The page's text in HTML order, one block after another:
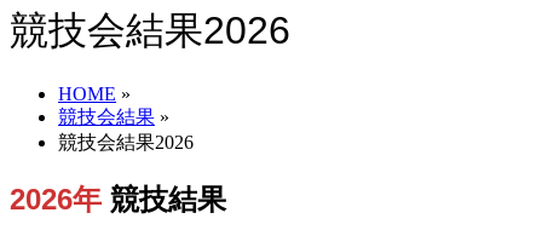
競技会結果2026
HOME »
競技会結果 »
競技会結果2026
2026年 競技結果